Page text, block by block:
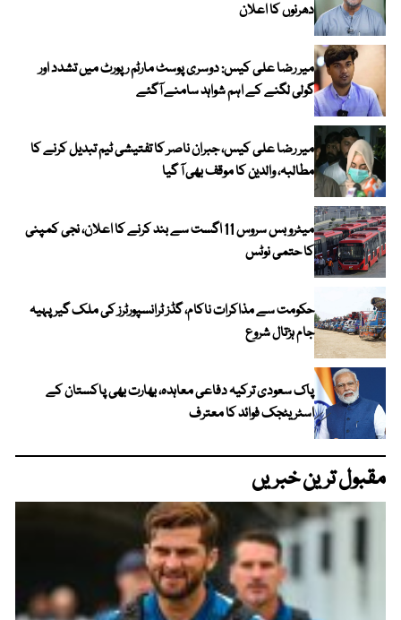
دھرنوں کا اعلان
میر رضا علی کیس: دوسری پوسٹ مارٹم رپورٹ میں تشدد اور
گولی لگنے کے اہم شواہد سامنے آگئے
میر رضا علی کیس، جبران ناصر کا تفتیشی ٹیم تبدیل کرنے کا
مطالبہ، والدین کا موقف بھی آ گیا
میٹرو بس سروس 11 اگست سے بند کرنے کا اعلان، نجی کمپنی
کا حتمی نوٹس
حکومت سے مذاکرات ناکام، گڈز ٹرانسپورٹرز کی ملک گیر پہیہ
جام ہڑتال شروع
پاک سعودی ترکیہ دفاعی معاہدہ، بھارت بھی پاکستان کے
اسٹریٹجک فوائد کا معترف
مقبول ترین خبریں